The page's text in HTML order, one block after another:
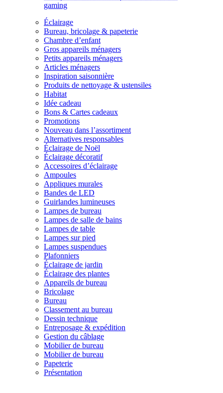
gaming
Éclairage
Bureau, bricolage & papeterie
Chambre d’enfant
Gros appareils ménagers
Petits appareils ménagers
Articles ménagers
Inspiration saisonnière
Produits de nettoyage & ustensiles
Habitat
Idée cadeau
Bons & Cartes cadeaux
Promotions
Nouveau dans l’assortiment
Alternatives responsables
Éclairage de Noël
Éclairage décoratif
Accessoires d’éclairage
Ampoules
Appliques murales
Bandes de LED
Guirlandes lumineuses
Lampes de bureau
Lampes de salle de bains
Lampes de table
Lampes sur pied
Lampes suspendues
Plafonniers
Éclairage de jardin
Éclairage des plantes
Appareils de bureau
Bricolage
Bureau
Classement au bureau
Dessin technique
Entreposage & expédition
Gestion du câblage
Mobilier de bureau
Mobilier de bureau
Papeterie
Présentation